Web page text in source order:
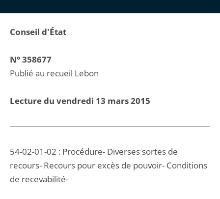
Conseil d'État
N° 358677
Publié au recueil Lebon
Lecture du vendredi 13 mars 2015
54-02-01-02 : Procédure- Diverses sortes de
recours- Recours pour excès de pouvoir- Conditions
de recevabilité-